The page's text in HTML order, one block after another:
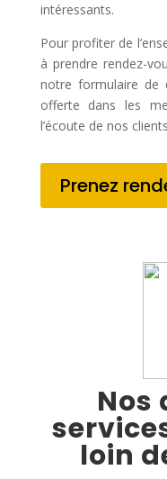
intéressants.
Pour profiter de
à prendre rendez-
notre formulaire de
offerte dans les
l’écoute de nos
Prenez
Nos
loin